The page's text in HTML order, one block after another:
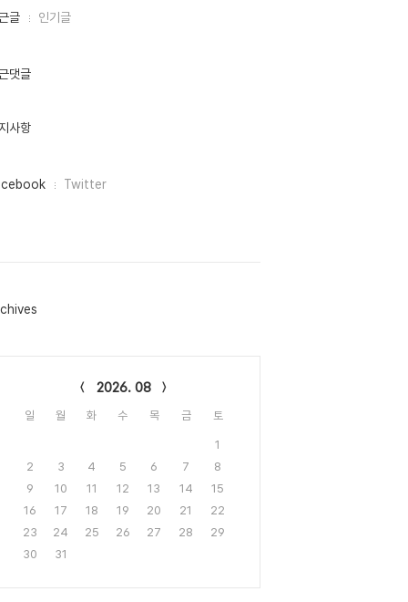
글 인기글
댓글
사항
Twitter
2026. 08
일 월 화 수 목 금 토
1
2
3 4 5 6 7
8
9
10 11 12 13 14
15
16
17 18 19 20 21
22
23
24 25 26 27 28
29
30
31